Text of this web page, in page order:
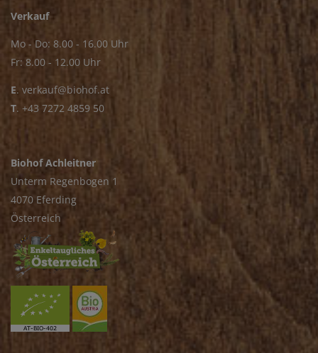
Verkauf
Mo - Do: 8.00 - 16.00 Uhr
Fr: 8.00 - 12.00 Uhr
E. verkauf@biohof.at
T. +43 7272 4859 50
Biohof Achleitner
Unterm Regenbogen 1
4070 Eferding
Österreich